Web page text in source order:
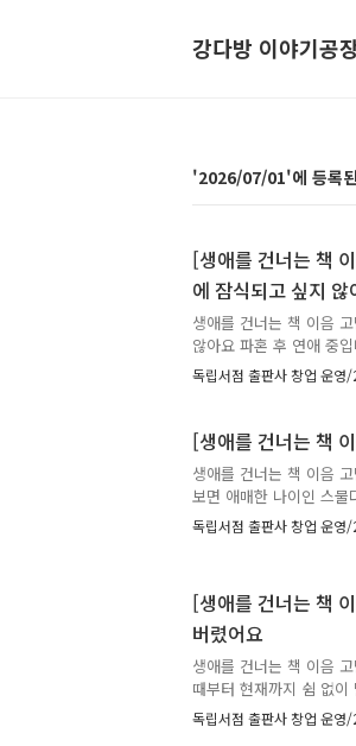
강다방 이야기공
2026/07/01
[생애를 건너는 책
에 잠식되고 싶지 않
생애를 건너는 책 이음
않아요 파혼 후 연애 중
는 마음은 있지만 두렵고
믿지 못하게 합니다. 힘
: 시간을 건너 너에게 갈
마디를 댓글에 남겨주세
다른 누군가에게 다정한
데 80개를 선정해, 추천
독립서점 출판사 창업 운
[생애를 건너는 책
생애를 건너는 책 이음
보면 애매한 나이인 스
하고자 하는 대로 최선의
지나갈 줄 알았던 제가 ‘
다. 저 잘할 수 있겠죠?
합니다. 생애를 건너는
책과 그 이유, 그리고 응
독립서점 출판사 창업 운
[생애를 건너는 책
버렸어요
생애를 건너는 책 이음
때부터 현재까지 쉼 없
졸업 → 취업하여 사회생
뭘 해야 할지 정답이 있
독립서점 출판사 창업 운